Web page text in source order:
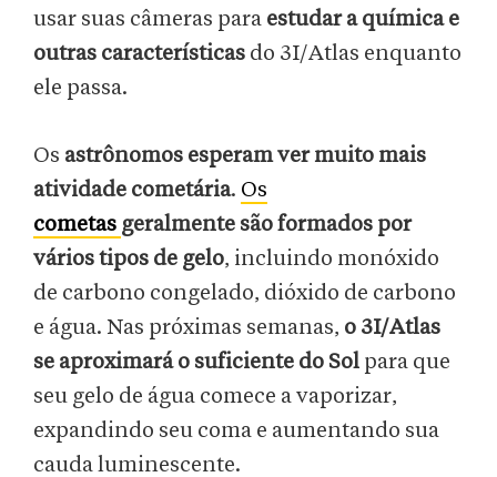
usar suas câmeras para estudar a química e
outras características do 3I/Atlas enquanto
ele passa.
Os astrônomos esperam ver muito mais
atividade cometária. Os
cometas geralmente são formados por
vários tipos de gelo, incluindo monóxido
de carbono congelado, dióxido de carbono
e água. Nas próximas semanas, o 3I/Atlas
se aproximará o suficiente do Sol para que
seu gelo de água comece a vaporizar,
expandindo seu coma e aumentando sua
cauda luminescente.